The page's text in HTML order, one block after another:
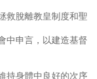
脫離教皇制度和聖
申言，以建造基督
持身體中良好的次序